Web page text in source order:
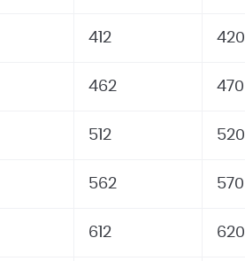
412 420
462 470
512 520
562 570
612 620